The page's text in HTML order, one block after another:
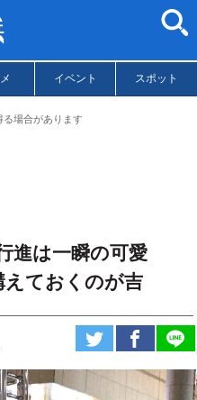
イベント スポット
場合があります
進は一瞬の可愛
えておくのが吉